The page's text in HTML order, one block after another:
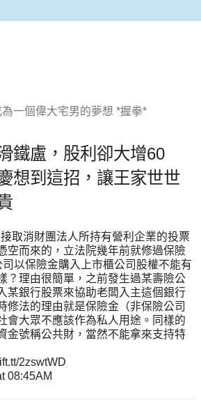
一個偉大宅男的夢想 *握拳*
鐵盧，股利卻大增60
想到這招，讓王家世世
取消財團法人所持有營利企業的投票
空而來的，立法院幾年前就修過保險
以保險金購入上市櫃公司股權不能有
？理由很簡單，之前發生過某壽險公
某銀行股票來協助老闆入主這個銀行
修法的理由就是保險金（非保險公司
會大眾不應該作為私人用途。同樣的
金號稱公共財，當然不能拿來支持特
2zswtWD
08:45AM